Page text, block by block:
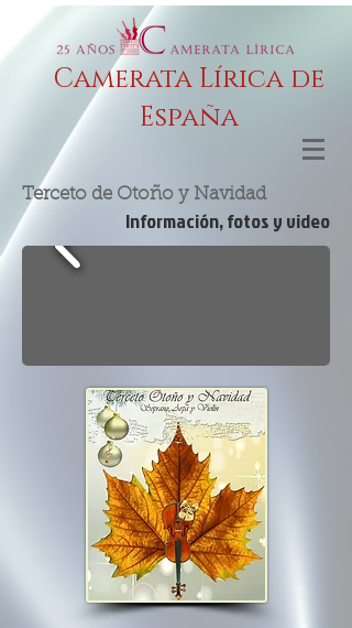
Camerata Lírica de
España
Terceto de Otoño y Navidad
Información, fotos y video